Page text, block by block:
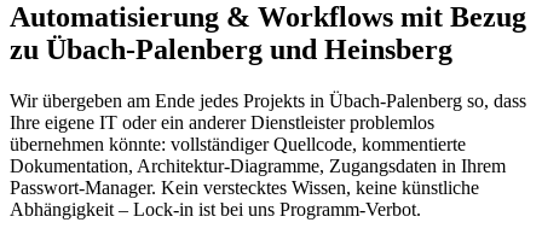
Automatisierung & Workflows mit Bezug
zu Übach-Palenberg und Heinsberg
Wir übergeben am Ende jedes Projekts in Übach-Palenberg so, dass
Ihre eigene IT oder ein anderer Dienstleister problemlos
übernehmen könnte: vollständiger Quellcode, kommentierte
Dokumentation, Architektur-Diagramme, Zugangsdaten in Ihrem
Passwort-Manager. Kein verstecktes Wissen, keine künstliche
Abhängigkeit – Lock-in ist bei uns Programm-Verbot.